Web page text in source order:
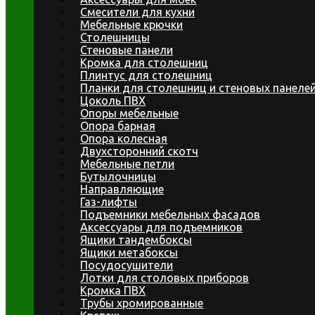
Смесители для кухни
Мебельные крючки
Столешницы
Стеновые панели
Кромка для столешниц
Плинтус для столешниц
Планки для столешниц и стеновых
Цоколь ПВХ
Опоры мебельные
Опора барная
Опора колесная
Двухсторонний скотч
Мебельные петли
Бутылочницы
Направляющие
Газ-лифты
Подъемники мебельных фасадов
Аксессуары для подъемников
Ящики тандембоксы
Ящики метабоксы
Посудосушители
Лотки для столовых приборов
Кромка ПВХ
Трубы хромированные